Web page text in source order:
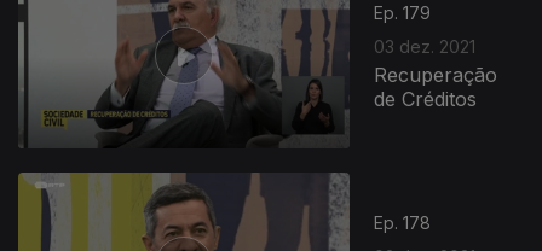
Ep. 179
03 dez. 2021
Recuperação
de Créditos
Ep. 178